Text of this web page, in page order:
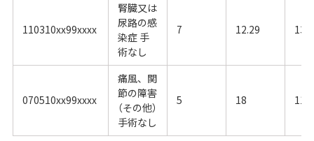
110310xx99xxxx
腎臓又は
尿路の感
染症 手
術なし
7 12.29 13
070510xx99xxxx
痛風、関
節の障害
（その他）
手術なし
5 18